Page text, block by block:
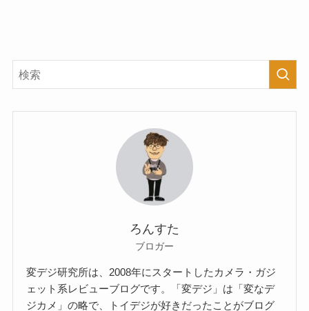
ろんすた
ブロガー
変デジ研究所は、2008年にスタートしたカメラ・ガジ
ェット系レビューブログです。「変デジ」は「変なデ
ジカメ」の略で、トイデジが好きだったことがブログ